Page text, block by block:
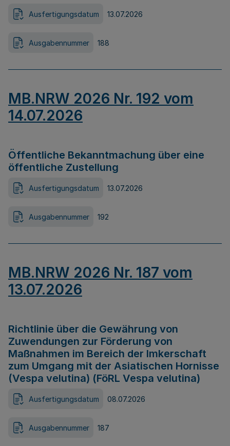
Ausfertigungsdatum 13.07.2026
Ausgabennummer 188
MB.NRW 2026 Nr. 192 vom
14.07.2026
Öffentliche Bekanntmachung über eine
öffentliche Zustellung
Ausfertigungsdatum 13.07.2026
Ausgabennummer 192
MB.NRW 2026 Nr. 187 vom
13.07.2026
Richtlinie über die Gewährung von
Zuwendungen zur Förderung von
Maßnahmen im Bereich der Imkerschaft
zum Umgang mit der Asiatischen Hornisse
(Vespa velutina) (FöRL Vespa velutina)
Ausfertigungsdatum 08.07.2026
Ausgabennummer 187